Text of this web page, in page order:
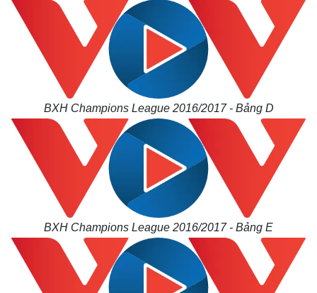
Thế giới
Quan sát
Cuộc sống đó đây
Multimedia
E-Magazine
Infographic
BXH Champions League 2016/2017 - Bảng D
BXH Champions League 2016/2017 - Bảng E